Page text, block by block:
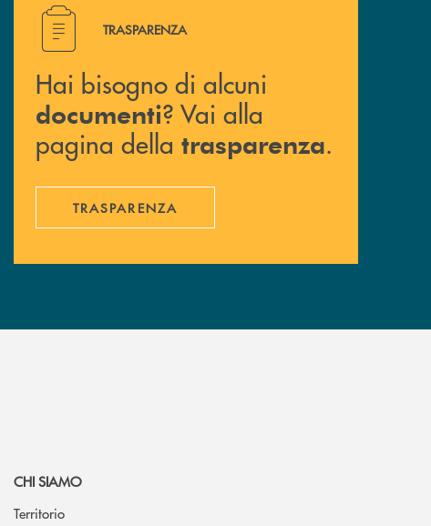
Hai bisogno di alcuni documenti ? Vai alla pagina della
TRASPARENZA
Hai bisogno di alcuni
documenti? Vai alla
pagina della trasparenza.
TRASPARENZA
CHI SIAMO
Territorio